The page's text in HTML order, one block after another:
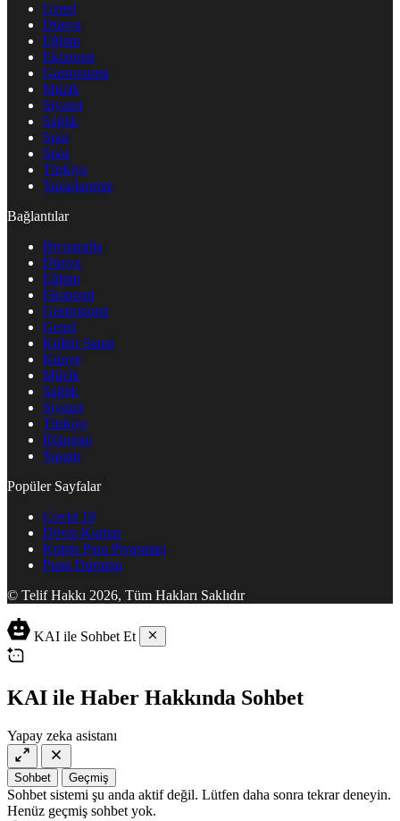
Genel
Dünya
Eğitim
Ekonomi
Gastronomi
Müzik
Siyaset
Sağlık
Spor
Spor
Türkiye
Yazarlarımız
Bağlantılar
Biyografia
Dünya
Eğitim
Ekonomi
Gastronomi
Genel
Kültür Sanat
Künye
Müzik
Sağlık
Siyaset
Türkiye
Röportaj
Yaşam
Popüler Sayfalar
Covid 19
Döviz Kurları
Kripto Para Piyasaları
Puan Durumu
© Telif Hakkı 2026, Tüm Hakları Saklıdır
KAI ile Sohbet Et
KAI ile Haber Hakkında Sohbet
Yapay zeka asistanı
Sohbet Geçmiş
Sohbet sistemi şu anda aktif değil. Lütfen daha sonra tekrar deneyin.
Henüz geçmiş sohbet yok.